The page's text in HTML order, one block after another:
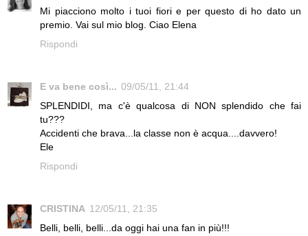
Mi piacciono molto i tuoi fiori e per questo di ho dato un
premio. Vai sul mio blog. Ciao Elena
Rispondi
E va bene così... 09/05/11, 21:44
SPLENDIDI, ma c'è qualcosa di NON splendido che fai
tu???
Accidenti che brava...la classe non è acqua....davvero!
Ele
Rispondi
CRISTINA 12/05/11, 21:35
Belli, belli, belli...da oggi hai una fan in più!!!